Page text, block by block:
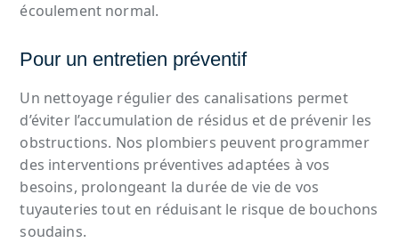
écoulement normal.
Pour un entretien préventif
Un nettoyage régulier des canalisations permet
d’éviter l’accumulation de résidus et de prévenir les
obstructions. Nos plombiers peuvent programmer
des interventions préventives adaptées à vos
besoins, prolongeant la durée de vie de vos
tuyauteries tout en réduisant le risque de bouchons
soudains.